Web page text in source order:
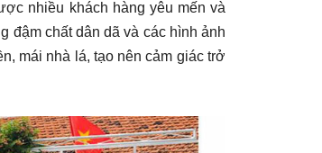
nhiều khách hàng yêu mến và
đậm chất dân dã và các hình ảnh
mái nhà lá, tạo nên cảm giác trở